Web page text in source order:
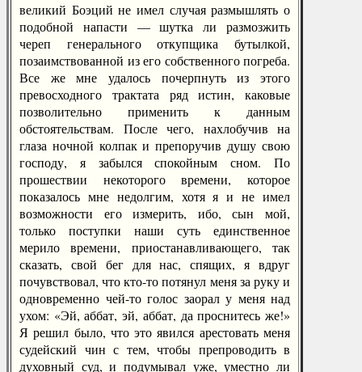
великий Боэций не имел случая размышлять о
подобной напасти — шутка ли размозжить
череп генерального откупщика бутылкой,
позаимствованной из его собственного погреба.
Все же мне удалось почерпнуть из этого
превосходного трактата ряд истин, каковые
позволительно применить к данным
обстоятельствам. После чего, нахлобучив на
глаза ночной колпак и препоручив душу свою
господу, я забылся спокойным сном. По
прошествии некоторого времени, которое
показалось мне недолгим, хотя я и не имел
возможности его измерить, ибо, сын мой,
только поступки наши суть единственное
мерило времени, приостанавливающего, так
сказать, свой бег для нас, спящих, я вдруг
почувствовал, что кто-то потянул меня за руку и
одновременно чей-то голос заорал у меня над
ухом: «Эй, аббат, эй, аббат, да проснитесь же!»
Я решил было, что это явился арестовать меня
судейский чин с тем, чтобы препроводить в
духовный суд, и подумывал уже, уместно ли